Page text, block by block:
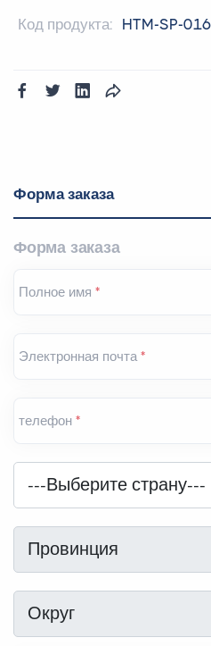
Код продукта: HTM-SP-016
Форма заказа
Форма заказа
Полное имя *
Электронная почта*
телефон *
---Выберите страну---
Провинция
Округ